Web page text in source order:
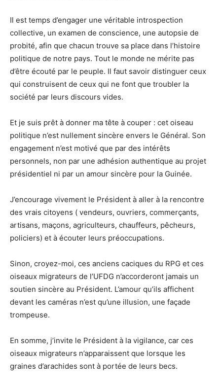
Il est temps d’engager une véritable introspection
collective, un examen de conscience, une autopsie de
probité, afin que chacun trouve sa place dans l’histoire
politique de notre pays. Tout le monde ne mérite pas
d’être écouté par le peuple. Il faut savoir distinguer ceux
qui construisent de ceux qui ne font que troubler la
société par leurs discours vides.
Et je suis prêt à donner ma tête à couper : cet oiseau
politique n’est nullement sincère envers le Général. Son
engagement n’est motivé que par des intérêts
personnels, non par une adhésion authentique au projet
présidentiel ni par un amour sincère pour la Guinée.
J’encourage vivement le Président à aller à la rencontre
des vrais citoyens ( vendeurs, ouvriers, commerçants,
artisans, maçons, agriculteurs, chauffeurs, pêcheurs,
policiers) et à écouter leurs préoccupations.
Sinon, croyez-moi, ces anciens caciques du RPG et ces
oiseaux migrateurs de l’UFDG n’accorderont jamais un
soutien sincère au Président. L’amour qu’ils affichent
devant les caméras n’est qu’une illusion, une façade
trompeuse.
En somme, j’invite le Président à la vigilance, car ces
oiseaux migrateurs n’apparaissent que lorsque les
graines d’arachides sont à portée de leurs becs.